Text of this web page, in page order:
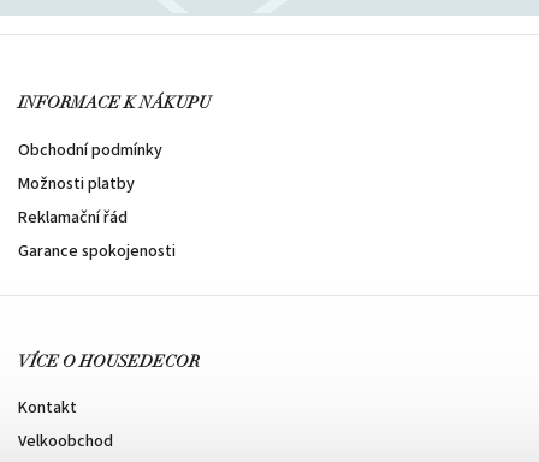
INFORMACE K NÁKUPU
Obchodní podmínky
Možnosti platby
Reklamační řád
Garance spokojenosti
VÍCE O HOUSEDECOR
Kontakt
Velkoobchod